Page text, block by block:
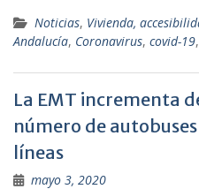
Noticias, Vivienda,
Andalucía, Coronavirus, covid-19,
La EMT incrementa
número de
líneas
mayo 3, 2020